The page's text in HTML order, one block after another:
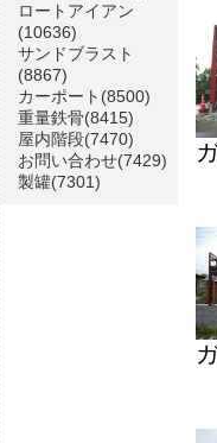
ロートアイアン
(10636)
サンドブラスト
(8867)
カーポート (8500)
重量鉄骨(8415)
屋内階段(7470)
お問い合わせ(7429)
製罐(7301)